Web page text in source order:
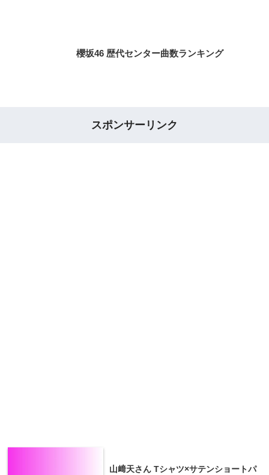
櫻坂46 歴代センター曲数ランキング
スポンサーリンク
山﨑天さん Tシャツ×サテンショートパ